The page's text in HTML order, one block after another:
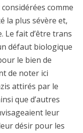
comme
la plus sévère et,
Le fait d’être trans
défaut biologique
le bien de
de noter ici
attirés par le
que d’autres
leur
désir pour les